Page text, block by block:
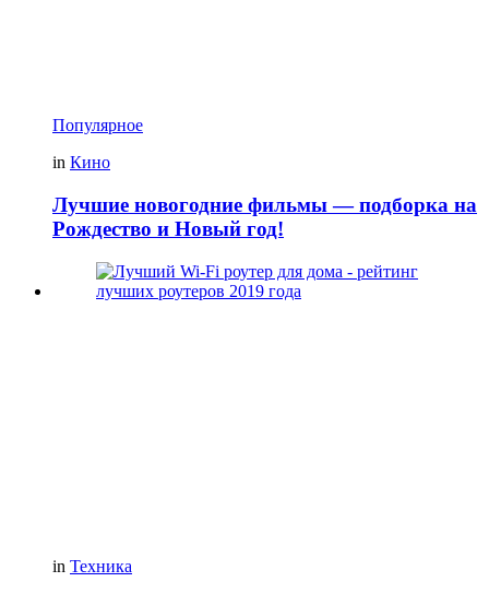
Популярное
in Кино
Лучшие новогодние фильмы — подборка на
Рождество и Новый год!
in Техника